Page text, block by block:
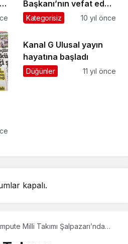
Başkanı’nın vefat eden
eşi Leman Özen
Kategorisiz 10 yıl önce
Kanal G Ulusal yayın
hayatına başladı
Düğünler 11 yıl önce
kapalı.
Milli Takımı Şalpazarı’nda